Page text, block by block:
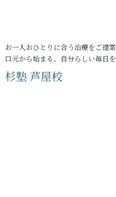
お一人おひとりに合う治療をご提案
口元から始まる、自分らしい毎日を
杉塾 芦屋校